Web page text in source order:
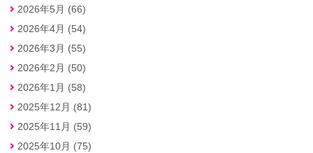
2026年5月 (66)
2026年4月 (54)
2026年3月 (55)
2026年2月 (50)
2026年1月 (58)
2025年12月 (81)
2025年11月 (59)
2025年10月 (75)